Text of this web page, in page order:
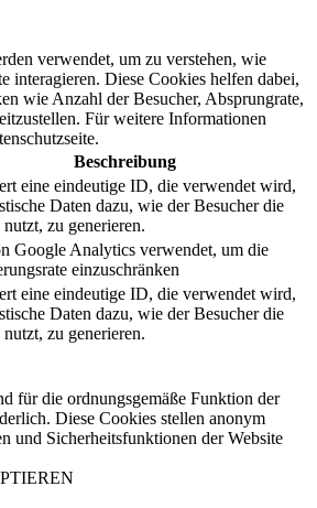
verwendet, um zu verstehen, wie
interagieren. Diese Cookies helfen dabei,
wie Anzahl der Besucher, Absprungrate,
Für weitere Informationen
Beschreibung
eine eindeutige ID, die verwendet wird,
Daten dazu, wie der Besucher die
nutzt, zu generieren.
Google Analytics verwendet, um die
einzuschränken
eine eindeutige ID, die verwendet wird,
Daten dazu, wie der Besucher die
nutzt, zu generieren.
für die ordnungsgemäße Funktion der
Diese Cookies stellen anonym
und Sicherheitsfunktionen der Website